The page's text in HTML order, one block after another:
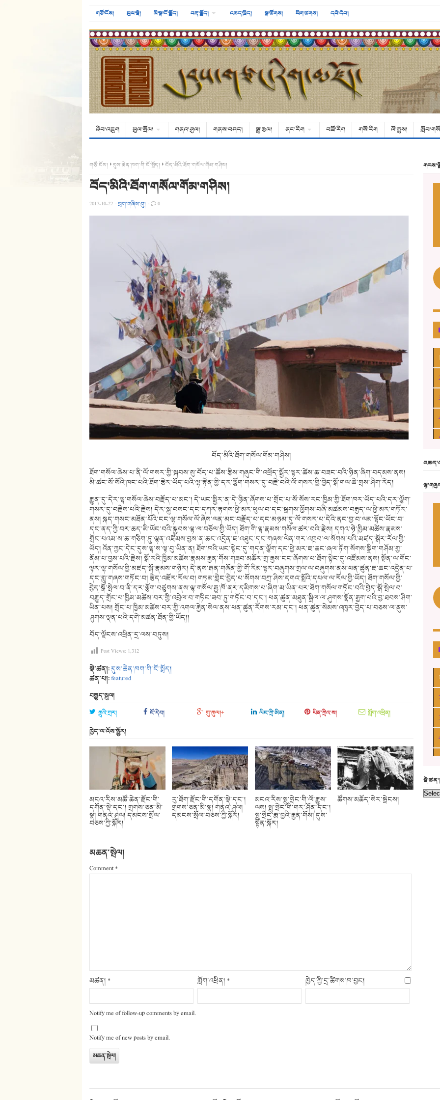
གཙོ་ངོས། ཡུལ་སྡེ། མི་སྣ་ངོ་སྤྲོད། བརྡ་སྤྲོད། འཆད་ཁྲིད། སྣ་ཚོགས། ཡིག་ཚགས། དཔེ་དེབ།
ཞིབ་འཇུག ཡུལ་སྲོལ། གནའ་ཤུལ། གནས་བཤད། སྒྱུ་རྩལ། ནང་རིག བཟོ་རིག གསོ་རིག ལོ་རྒྱུས།
གཙོ་ངོས། དུས་ཆེན་ཁག་གི་ངོ་སྤྲོད། བོད་མིའི་ཐོག་གསོལ་གོམ་གཤིས།
བོད་མིའི་ཐོག་གསོལ་གོམ་གཤིས།
2017-10-22 ·བྲག་གཞིས་བུ། · 0
བོད་མིའི་ཐོག་གསོལ་གོམ་གཤིས།
ཐོག་གསོལ་ཞེས་པ་ནི་ལོ་གསར་གྱི་སྐབས་སུ་བོད་པ་ཚོས་རྩིས་གཞུང་གི་འཕྲོད་སྦྱོར་ལྟར་ཚེས་ཆ་བཟང་བའི་ཉིན་ཞིག་བདམས་ནས།
མི་ཚང་སོ་སོའི་ཁང་པའི་ཐོག་རྩེར་ཡོད་པའི་ལྷ་རྟེན་གྱི་དར་ལྕོག་གསར་དུ་བརྗེ་བའི་ལོ་གསར་གྱི་བྱེད་སྒོ་གལ་ཆེ་གྲས་ཤིག་རེད།
རྒྱུན་དུ་དེར་ལྷ་གསོལ་ཞེས་བརྗོད་པ་མང་། དེ་ཡང་སྤྱིར་ན་དེ་ཉིན་ཞོགས་པ་གྲོང་པ་སོ་སོས་རང་ཁྱིམ་གྱི་ཐོག་ཁར་ཡོད་པའི་དར་ལྕོག་
གསར་དུ་བརྗེས་པའི་རྗེས། དེར་སྐུ་བསང་དང་དཀར་རྟགས་ཕྱེ་མར་ཕུལ་བ་དང་སྦྲགས་ཕྱོགས་བཞི་མཚམས་བརྒྱད་ལ་ཕྱེ་མར་གཏོར་
ནས། སྐད་གསང་མཐོན་པོའི་ངང་ལྷ་གསོལ་ལོ་ཞེས་ལན་མང་བརྗོད་པ་དང་མཉམ་དུ་ལོ་གསར་པ་དེའི་ནང་བྱ་བ་ལམ་ལྷོང་ཡོང་བ་
དང་ནད་ཀྱི་བར་ཆད་མི་ཡོང་བའི་སྐྱབས་ལྷ་ལ་བཅོལ་གྱི་ཡོད། ཐོག་གི་ལྷ་རྣམས་གསོལ་ཚར་བའི་རྗེས། དགའ་ཉེ་ཁྱིམ་མཚེས་རྣམས་
གྲོང་པའམ་ས་ཆ་གཅིག་ཏུ་ལྷན་འཛོམས་བྱས་ན་ཆང་འདྲེན་ཇ་འཐུང་དང་གཞས་ལེན་གར་འཁྲབ་ལ་སོགས་པའི་མཛད་སྒོར་རོལ་གྱི་
ཡོད། འོན་ཀྱང་དེང་དུས་ལྷ་ས་ལྟ་བུ་ཡིན་ན། ཐོག་ཁའི་ཡང་སྟེང་དུ་གདན་ལྕོག་དང་ཕྱེ་མར་ཇ་ཆང་ཞལ་ཏོག་སོགས་སྒྲིག་གཤོམ་གྱ་
ནོམ་པ་བྱས་པའི་རྗེས། སྒོ་རའི་ཁྱིམ་མཚེས་རྣམས་རྒྱན་གོས་གཟབ་མཆོར་གྲ་རྒྱས་ངང་ཞོགས་པ་ཐོག་སྟེང་དུ་འཛོམས་ནས། སྔོན་ལ་གོང་
ལྟར་ལྷ་གསོལ་གྱི་མཛད་སྒོ་རྣམས་གཉེར། དེ་ནས་རྒན་གཞོན་གྱི་གོ་རིམ་ལྟར་བཞུགས་གྲལ་ལ་བཞུགས་ནས་ཕན་ཚུན་ཇ་ཆང་འདྲེན་པ་
དང་གླུ་གཞས་གཏོང་བ། རྩེད་འཇོར་རོལ་བ། གཏམ་གླེང་བྱེད་པ་སོགས་བཀྲ་ཤིས་དགའ་སྤྲོའི་དཔལ་ལ་རོལ་གྱི་ཡོད། ཐོག་གསོལ་གྱི་
བྱེད་སྒོ་སྤེལ་བ་ནི་དར་ལྕོག་བཙུགས་ནས་ལྷ་གསོལ་རྒྱུ་ཁོ་ནར་དམིགས་པ་ཞིག་མ་ཡིན་པར་ཐོག་གསོལ་གཏོང་བའི་བྱེད་སྒོ་སྤེལ་བ་
བརྒྱུད་གྲོང་པ་ཁྱིམ་མཚེས་བར་གྱི་འབྲེལ་བ་གཏིང་ཟབ་ཏུ་གཏོང་བ་དང་། ཕན་ཚུན་མཐུན་སྒྲིལ་ལ་ཤུགས་སྣོན་རྒྱག་པའི་བྱ་ཐབས་ཤིག་
ཡིན་པས། གྲོང་པ་ཁྱིམ་མཚེས་བར་གྱི་འགལ་རྐྱེན་སེལ་ནས་ཕན་ཚུན་རོགས་རམ་དང་། ཕན་ཚུན་སེམས་འཁུར་བྱེད་པ་བཅས་ལ་ནུས་
ཤུགས་ལྡན་པའི་དགེ་མཚན་ཐོན་གྱི་ཡོད།།
བོད་ལྗོངས་འཕྲིན་དྲ་ལས་བཏུས།
Post Views: 1,312
སྡེ་ཚན།:དུས་ཆེན་ཁག་གི་ངོ་སྤྲོད།
ཚན་པ།:featured
བརྒྱུད་སྐུལ།
ཀྲུའི་ཀྲར། ངོ་དེབ། གུ་ཀུལ།+ ལིང་ཀྲི་ཨིན། པིན་ཀྲིའ་ས། གློག་འཕྲིན།
ཁྱེད་ལ་འོས་སྦྱོར།
མངའ་རིས་མཚོ་ཆེན་རྫོང་གི་
དགོན་སྡེ་དང་། གྲགས་ཅན་མི་
སྣ། གནའ་ཤུལ། དམངས་སྲོལ་
བཅས་ཀྱི་སྐོར།
རུ་ཐོག་རྫོང་གི་དགོན་སྡེ་དང་།
གྲགས་ཅན་མི་སྣ། གནའ་ཤུལ།
དམངས་སྲོལ་བཅས་ཀྱི་སྐོར།
མངའ་རིས་སྤུ་ཧྲེང་གི་ལོ་རྒྱུས་
ལས། སྤུ་ཧྲེང་གི་གར་ཤོན་དང་།
སྤུ་ཧྲེང་རྨ་བྱའི་རྒྱན་གོས། དུས་
སྟོན་སྐོར།
ཚོགས་མཆོད་སེར་སྦྲེངས།
མཆན་སྤེལ།
Comment*
མཚན། * གློག་འཕྲིན། * ཁྱེད་ཀྱི་དྲ་ཚིགས་ཁ་བྱང།
Notify me of follow-up comments by email.
Notify me of new posts by email.